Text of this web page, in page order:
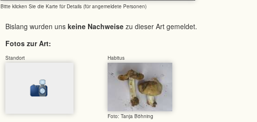
Bitte klicken Sie die Karte für Details (für angemeldete Personen)
Bislang wurden uns keine Nachweise zu dieser Art gemeldet.
Fotos zur Art:
Standort Habitus
Foto: Tanja Böhning